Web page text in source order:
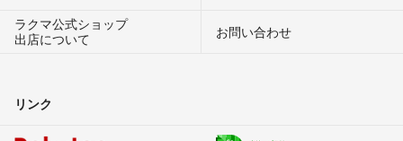
ラクマ公式ショップ
出店について
お問い合わせ
リンク